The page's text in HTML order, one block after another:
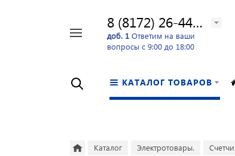
8 (8172) 26-44-24
доб. 1 Ответим на ваши
вопросы с 9:00 до 18:00
КАТАЛОГ ТОВАРОВ
Каталог Электротовары.